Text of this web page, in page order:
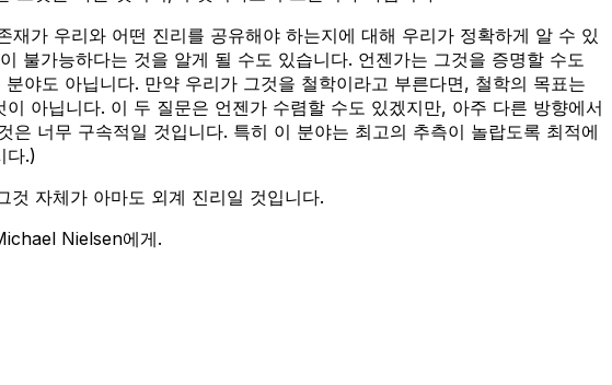
가 우리와 어떤 진리를 공유해야 하는지에 대해 우리가 정확하게 알 수 있
불가능하다는 것을 알게 될 수도 있습니다. 언젠가는 그것을 증명할 수도
야도 아닙니다. 만약 우리가 그것을 철학이라고 부른다면, 철학의 목표는
아닙니다. 이 두 질문은 언젠가 수렴할 수도 있겠지만, 아주 다른 방향에서
너무 구속적일 것입니다. 특히 이 분야는 최고의 추측이 놀랍도록 최적에
다.)
자체가 아마도 외계 진리일 것입니다.
Nielsen에게.